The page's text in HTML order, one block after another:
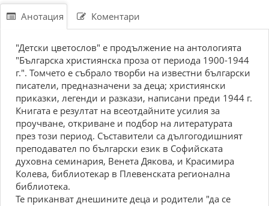
Анотация Коментари
"Детски цветослов" е продължение на антологията
"Българска християнска проза от периода 1900-1944
г.". Томчето е събрало творби на известни български
писатели, предназначени за деца; християнски
приказки, легенди и разкази, написани преди 1944 г.
Книгата е резултат на всеотдайните усилия за
проучване, откриване и подбор на литературата
през този период. Съставители са дългогодишният
преподавател по български език в Софийската
духовна семинария, Венета Дякова, и Красимира
Колева, библиотекар в Плевенската регионална
библиотека.
Те приканват днешините деца и родители "да се